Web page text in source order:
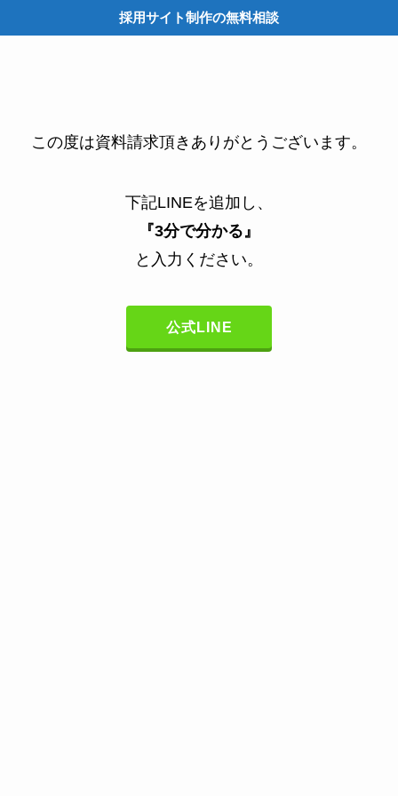
採用サイト制作の無料相談
この度は資料請求頂きありがとうございます。
下記LINEを追加し、
『3分で分かる』
と入力ください。
公式LINE